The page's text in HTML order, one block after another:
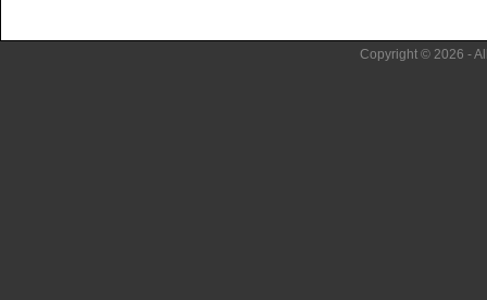
Copyright © 2026 -